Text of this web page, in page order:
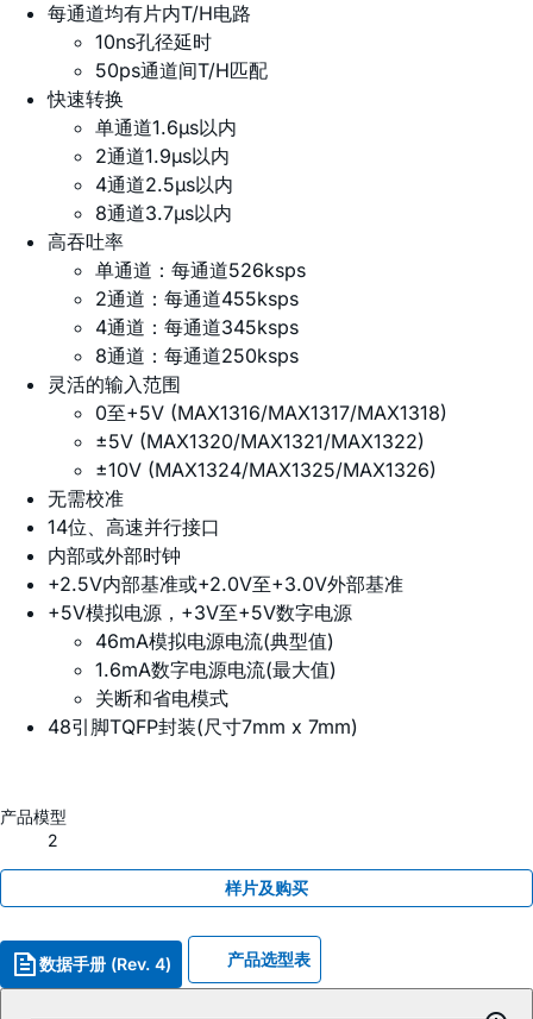
每通道均有片内T/H电路
10ns孔径延时
50ps通道间T/H匹配
快速转换
单通道1.6µs以内
2通道1.9µs以内
4通道2.5µs以内
8通道3.7µs以内
高吞吐率
单通道：每通道526ksps
2通道：每通道455ksps
4通道：每通道345ksps
8通道：每通道250ksps
灵活的输入范围
0至+5V (MAX1316/MAX1317/MAX1318)
±5V (MAX1320/MAX1321/MAX1322)
±10V (MAX1324/MAX1325/MAX1326)
无需校准
14位、高速并行接口
内部或外部时钟
+2.5V内部基准或+2.0V至+3.0V外部基准
+5V模拟电源，+3V至+5V数字电源
46mA模拟电源电流(典型值)
1.6mA数字电源电流(最大值)
关断和省电模式
48引脚TQFP封装(尺寸7mm x 7mm)
产品模型
2
样片及购买
数据手册 (Rev. 4) 产品选型表